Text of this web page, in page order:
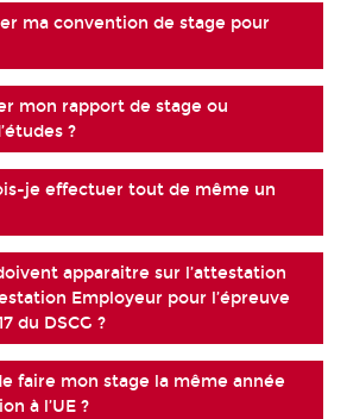
ma convention de stage pour
mon rapport de stage ou
?
je effectuer tout de même un
apparaitre sur l’attestation
Employeur pour l’épreuve
du DSCG ?
faire mon stage la même année
à l’UE ?